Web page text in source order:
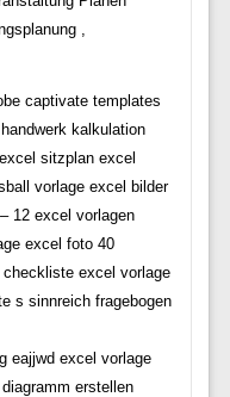
,
captivate templates
kalkulation
sitzplan excel
vorlage excel bilder
12 excel vorlagen
excel foto 40
excel vorlage
s sinnreich fragebogen
eajjwd excel vorlage
erstellen